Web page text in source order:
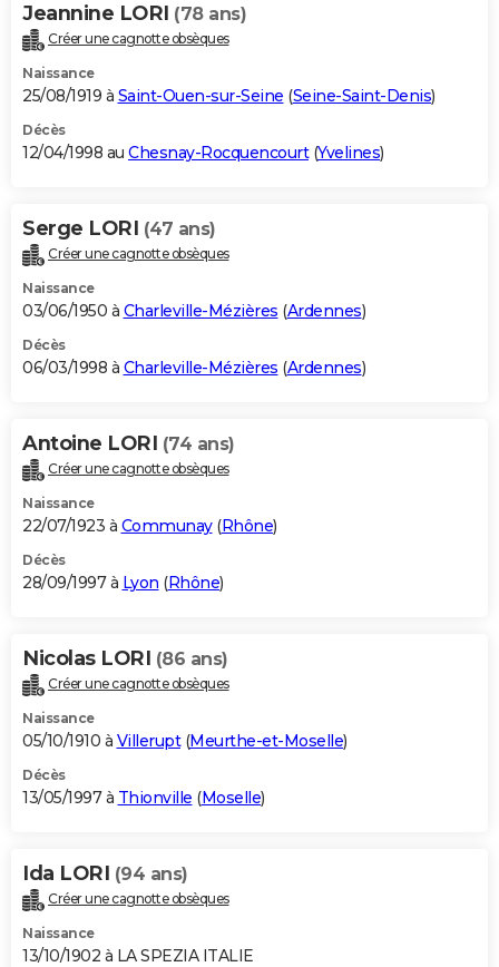
Jeannine LORI (78 ans)
Créer une cagnotte obsèques
Naissance
25/08/1919 à Saint-Ouen-sur-Seine (Seine-Saint-Denis)
Décès
12/04/1998 au Chesnay-Rocquencourt(Yvelines)
Serge LORI (47 ans)
Créer une cagnotte obsèques
Naissance
03/06/1950 à Charleville-Mézières (Ardennes)
Décès
06/03/1998 à Charleville-Mézières (Ardennes)
Antoine LORI (74 ans)
Créer une cagnotte obsèques
Naissance
22/07/1923 à Communay(Rhône)
Décès
28/09/1997 à Lyon (Rhône)
Nicolas LORI (86 ans)
Créer une cagnotte obsèques
Naissance
05/10/1910 à Villerupt(Meurthe-et-Moselle)
Décès
13/05/1997 à Thionville (Moselle)
Ida LORI (94 ans)
Créer une cagnotte obsèques
Naissance
13/10/1902 à LA SPEZIA ITALIE